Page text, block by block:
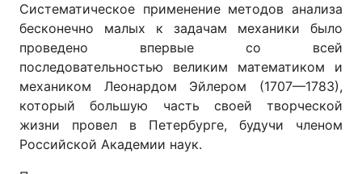
Систематическое применение методов анализа
бесконечно малых к задачам механики было
проведено впервые со всей
последовательностью великим математиком и
механиком Леонардом Эйлером (1707—1783),
который большую часть своей творческой
жизни провел в Петербурге, будучи членом
Российской Академии наук.